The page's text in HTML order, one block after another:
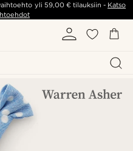
yli 59,00 €tilauksiin - Katso